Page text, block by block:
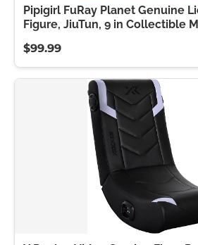
Pipigirl FuRay Planet Genuine
Figure, JiuTun, 9 in Collectible
$99.99